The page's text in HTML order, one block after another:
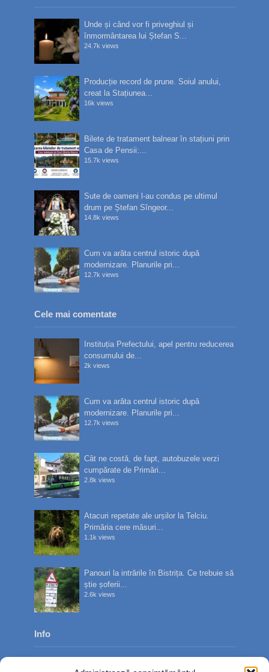
Unde și când vor fi priveghiul și
înmormântarea lui Ștefan S...
24.7k views
Producție record de prune. Soiul anului,
creat la Stațiunea...
16k views
Bilete de tratament balnear în stațiuni prin
Casa de Pensii:...
15.7k views
Sute de oameni l-au condus pe ultimul
drum pe Ștefan Sîngeor...
14.8k views
Cum va arăta centrul istoric după
modernizare. Planurile pri...
12.7k views
Cele mai comentate
Instituția Prefectului, apel pentru reducerea
consumului de...
2k views
Cum va arăta centrul istoric după
modernizare. Planurile pri...
12.7k views
Cât ne costă, de fapt, autobuzele verzi
cumpărate de Primări...
2.8k views
Atacuri repetate ale urșilor la Telciu.
Primăria cere măsuri...
1.1k views
Panouri la intrările în Bistrița. Ce trebuie să
știe șoferii...
2.6k views
Info